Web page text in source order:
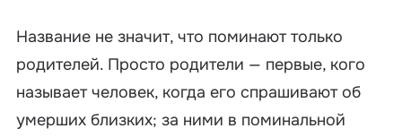
Название не значит, что поминают только
родителей. Просто родители — первые, кого
называет человек, когда его спрашивают об
умерших близких; за ними в поминальной